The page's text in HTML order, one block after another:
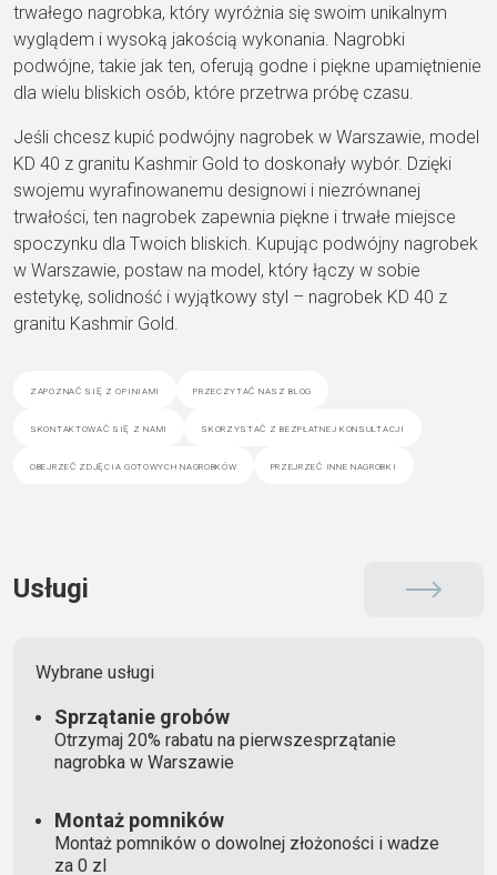
trwałego nagrobka, który wyróżnia się swoim unikalnym
wyglądem i wysoką jakością wykonania. Nagrobki
podwójne, takie jak ten, oferują godne i piękne upamiętnienie
dla wielu bliskich osób, które przetrwa próbę czasu.
Jeśli chcesz kupić podwójny nagrobek w Warszawie, model
KD 40 z granitu Kashmir Gold to doskonały wybór. Dzięki
swojemu wyrafinowanemu designowi i niezrównanej
trwałości, ten nagrobek zapewnia piękne i trwałe miejsce
spoczynku dla Twoich bliskich. Kupując podwójny nagrobek
w Warszawie, postaw na model, który łączy w sobie
estetykę, solidność i wyjątkowy styl – nagrobek KD 40 z
granitu Kashmir Gold.
zapoznać się z opiniami przeczytać nasz blog
skontaktować się z nami skorzystać z bezpłatnej konsultacji
obejrzeć zdjęcia gotowych nagrobków przejrzeć inne nagrobki
Usługi
Wybrane usługi
Sprzątanie grobów
Otrzymaj 20% rabatu na pierwszesprzątanie
nagrobka w Warszawie
Montaż pomników
Montaż pomników o dowolnej złożoności i wadze
za 0 zl